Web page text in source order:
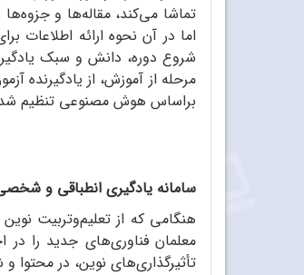
تماشا می‌کند، مقاله‌ها و
اما در آن نحوه ارائه اطلاعات
شروع دوره، دانش و سبک
مرحله از آموزش، از یادگیرنده
براساس هوش مصنوعی تنظیم شده
سامانه یادگیری انطباقی و
هنگامی که از تعلیم‌و‌تربیت
معلمان فناوری‌های جدید را در
تأثیرگذاری‌های نوین، در محتوا و